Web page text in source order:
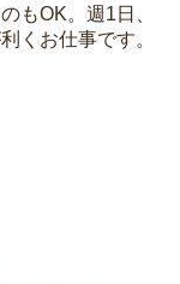
もOK。週1日、
くお仕事です。